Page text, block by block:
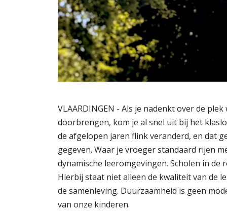
VLAARDINGEN - Als je nadenkt over de
doorbrengen, kom je al snel uit bij het
de afgelopen jaren flink veranderd, en dat
gegeven. Waar je vroeger standaard rijen
dynamische leeromgevingen. Scholen in
Hierbij staat niet alleen de kwaliteit van de
de samenleving. Duurzaamheid is geen
van onze kinderen.